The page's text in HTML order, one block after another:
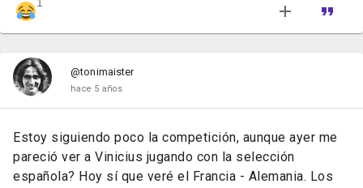
@tonimaister
hace 5 años
Estoy siguiendo poco la competición, aunque ayer me
pareció ver a Vinicius jugando con la selección
española? Hoy sí que veré el Francia - Alemania. Los